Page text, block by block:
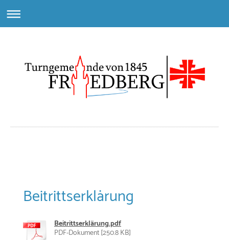
Beitrittserklärung
Beitrittserklärung.pdf
PDF-Dokument [250.8 KB]